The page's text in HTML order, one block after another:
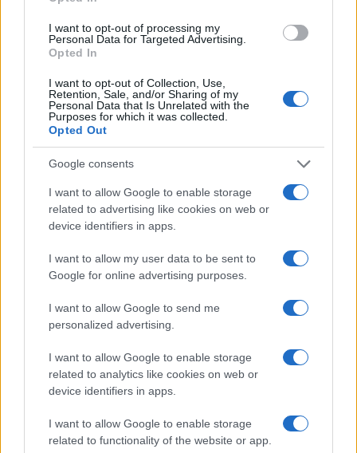
I want to opt-out of processing my
Personal Data for Targeted Advertising.
Opted In
I want to opt-out of Collection, Use,
Retention, Sale, and/or Sharing of my
Personal Data that Is Unrelated with the
Purposes for which it was collected.
Opted Out
Google consents
I want to allow Google to enable storage
related to advertising like cookies on web or
device identifiers in apps.
I want to allow my user data to be sent to
Google for online advertising purposes.
I want to allow Google to send me
personalized advertising.
I want to allow Google to enable storage
related to analytics like cookies on web or
device identifiers in apps.
I want to allow Google to enable storage
related to functionality of the website or app.
Continua a leggere
FITNESS
Preparazione pre-stagione sciistica: gambe forti,
equilibrio e fiato
FITNESS